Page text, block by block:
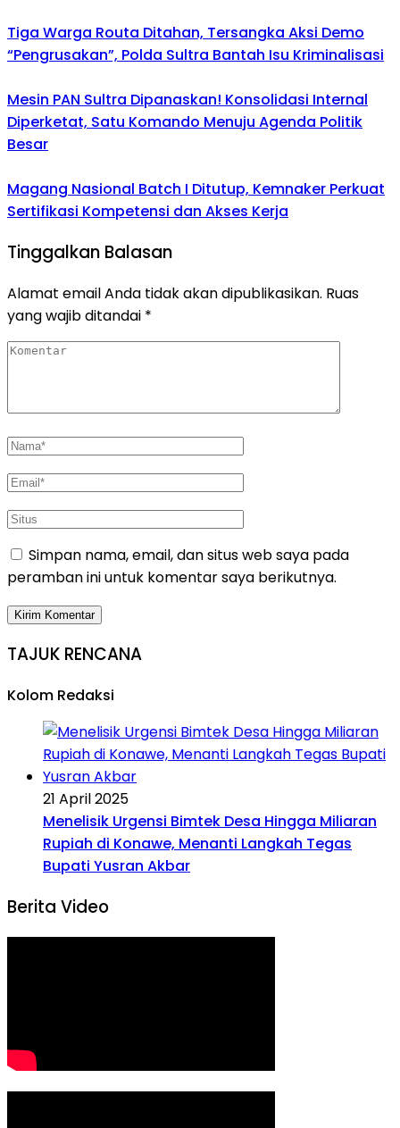
Tiga Warga Routa Ditahan, Tersangka Aksi Demo
“Pengrusakan”, Polda Sultra Bantah Isu Kriminalisasi
Mesin PAN Sultra Dipanaskan! Konsolidasi Internal
Diperketat, Satu Komando Menuju Agenda Politik
Besar
Magang Nasional Batch I Ditutup, Kemnaker Perkuat
Sertifikasi Kompetensi dan Akses Kerja
Tinggalkan Balasan
Alamat email Anda tidak akan dipublikasikan. Ruas
yang wajib ditandai *
Simpan nama, email, dan situs web saya pada
peramban ini untuk komentar saya berikutnya.
TAJUK RENCANA
Kolom Redaksi
21 April 2025
Menelisik Urgensi Bimtek Desa Hingga Miliaran
Rupiah di Konawe, Menanti Langkah Tegas
Bupati Yusran Akbar
Berita Video